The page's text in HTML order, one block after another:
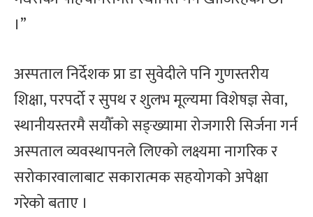
।”
अस्पताल निर्देशक प्रा डा सुवेदीले पनि गुणस्तरीय
शिक्षा, परपर्दो र सुपथ र शुलभ मूल्यमा विशेषज्ञ सेवा,
स्थानीयस्तरमै सयौँको सङ्ख्यामा रोजगारी सिर्जना गर्न
अस्पताल व्यवस्थापनले लिएको लक्ष्यमा नागरिक र
सरोकारवालाबाट सकारात्मक सहयोगको अपेक्षा
गरेको बताए ।